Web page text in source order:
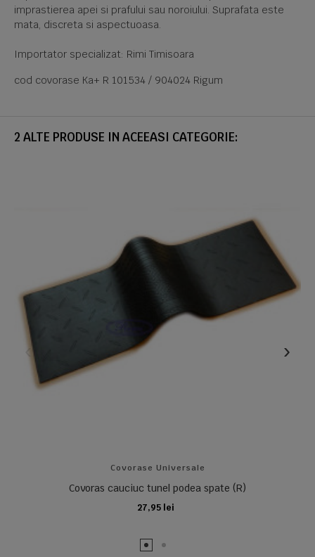
imprastierea apei si prafului sau noroiului. Suprafata este
mata, discreta si aspectuoasa.
Importator specializat: Rimi Timisoara
cod covorase Ka+ R 101534 / 904024 Rigum
2 ALTE PRODUSE IN ACEEASI CATEGORIE:
Covorase Universale
Covoras cauciuc tunel podea spate (R)
27,95 lei
ADAUGA IN COS